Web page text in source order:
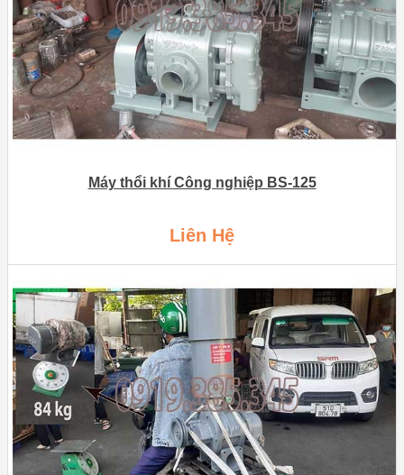
Máy thổi khí Công nghiệp BS-125
Liên Hệ